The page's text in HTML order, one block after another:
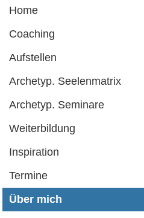
primären
Inhalt
springen
sekundären
Inhalt
springen
Home
Coaching
Aufstellen
Archetyp. Seelenmatrix
Archetyp. Seminare
Weiterbildung
Inspiration
Termine
Über mich